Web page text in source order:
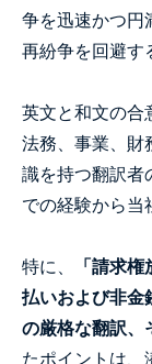
争を迅速かつ円
再紛争を回避す
英文と和文の合
法務、事業、財
識を持つ翻訳者
での経験から当
特に、
「請求
払いおよび非金
の厳格な翻訳、
たポイントは、